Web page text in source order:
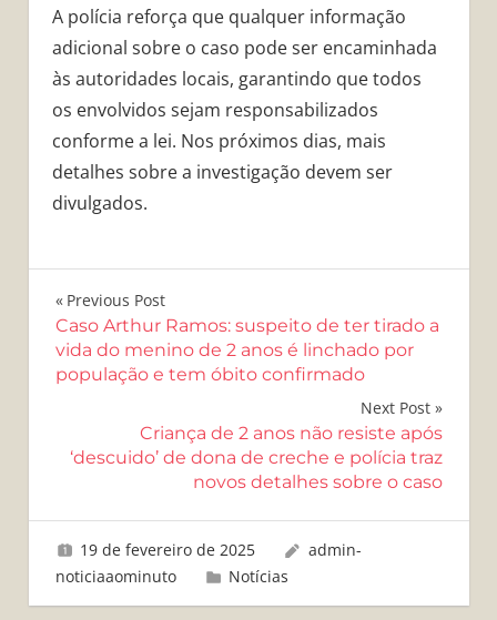
A polícia reforça que qualquer informação
adicional sobre o caso pode ser encaminhada
às autoridades locais, garantindo que todos
os envolvidos sejam responsabilizados
conforme a lei. Nos próximos dias, mais
detalhes sobre a investigação devem ser
divulgados.
Navegação
de
Post
Previous Post
Caso Arthur Ramos: suspeito de ter tirado a
vida do menino de 2 anos é linchado por
população e tem óbito confirmado
Next Post
Criança de 2 anos não resiste após
‘descuido’ de dona de creche e polícia traz
novos detalhes sobre o caso
19 de fevereiro de 2025
admin-
noticiaaominuto
Notícias